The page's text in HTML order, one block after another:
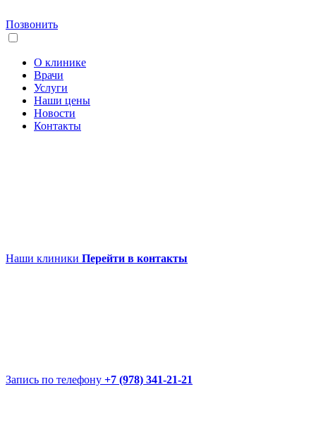
Позвонить
О клинике
Врачи
Услуги
Наши цены
Новости
Контакты
Наши клиники Перейти в контакты
Запись по телефону +7 (978) 341-21-21